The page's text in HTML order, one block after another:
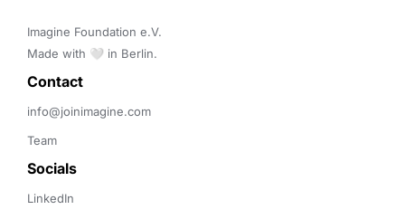
Imagine Foundation e.V.
Made with 🤍 in Berlin.
Contact
info@joinimagine.com
Team
Socials
LinkedIn